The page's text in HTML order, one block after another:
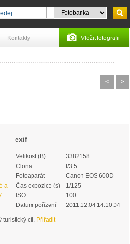
Kontakty Vložit fotografii
< >
a
exif
Velikost (B)
3382158
Clona
f/3.5
Fotoaparát
Canon EOS 600D
Čas expozice (s)
1/125
ISO
100
Datum pořízení
2011:12:04 14:10:04
turistický cíl. Přiřadit